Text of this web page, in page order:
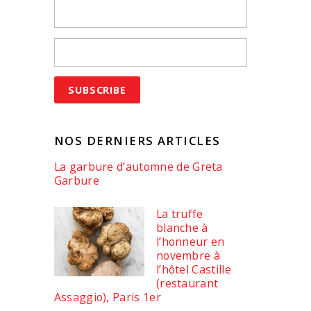
NOS DERNIERS ARTICLES
La garbure d’automne de Greta
Garbure
La truffe
blanche à
l’honneur en
novembre à
l’hôtel Castille
(restaurant
Assaggio), Paris 1er